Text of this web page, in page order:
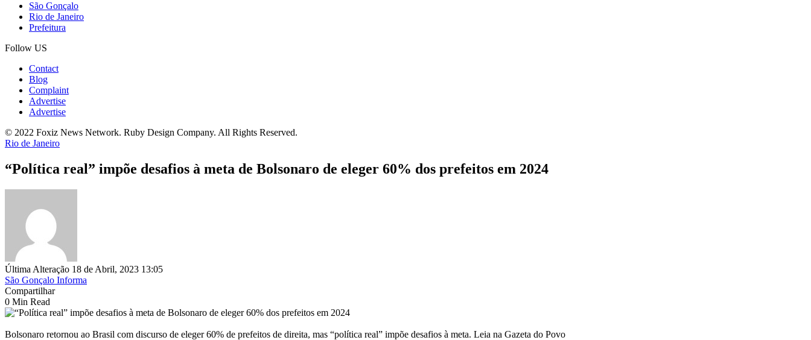
São Gonçalo
Rio de Janeiro
Prefeitura
Follow US
Contact
Blog
Complaint
Advertise
Advertise
© 2022 Foxiz News Network. Ruby Design Company. All Rights Reserved.
Rio de Janeiro
“Política real” impõe desafios à meta de Bolsonaro de eleger 60% dos prefeitos em 2024
Última Alteração 18 de Abril, 2023 13:05
São Gonçalo Informa
Compartilhar
0 Min Read
Bolsonaro retornou ao Brasil com discurso de eleger 60% de prefeitos de direita, mas “política real” impõe desafios à meta. Leia na Gazeta do Povo